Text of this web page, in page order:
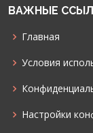
ВАЖНЫЕ
Главная
Условия
Настройки